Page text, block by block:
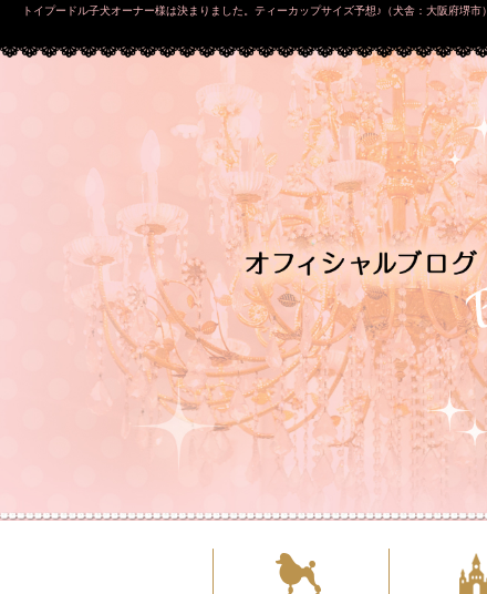
トイプードル子犬オーナー様は決まりました。ティーカップサイズ予想♪（犬舎：大阪府堺市